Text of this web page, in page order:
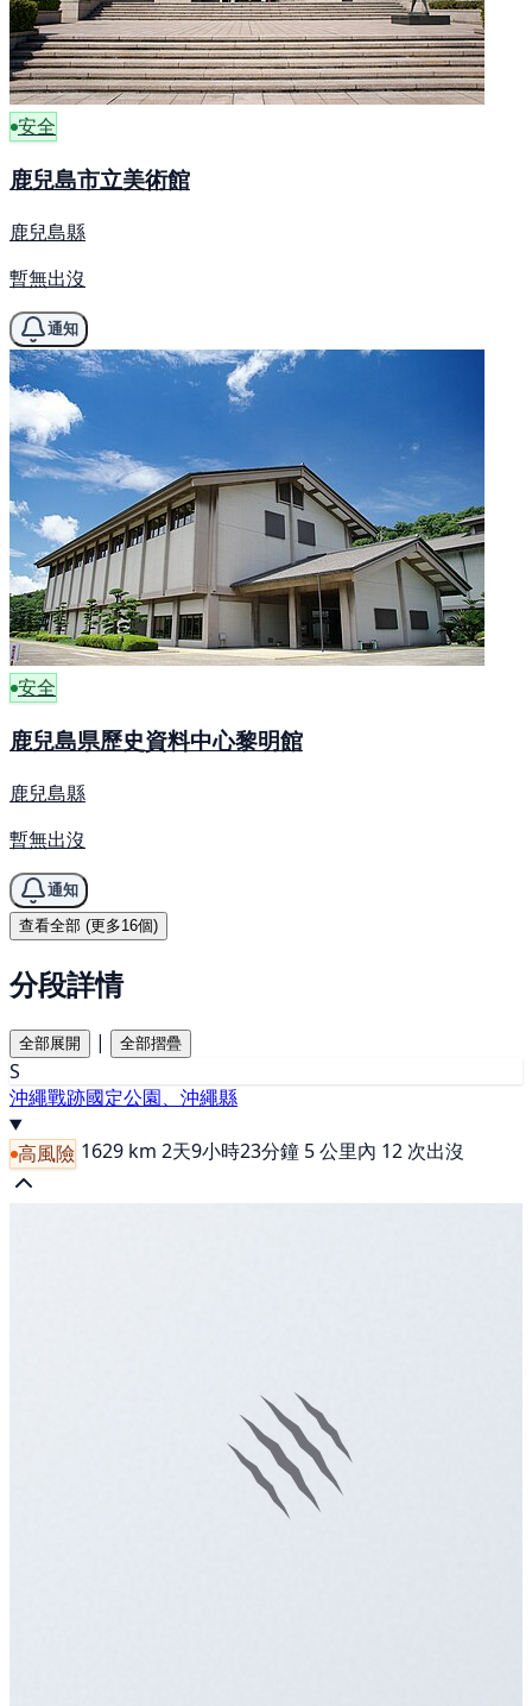
安全
鹿兒島市立美術館
鹿兒島縣
暫無出沒
通知
安全
鹿兒島県歷史資料中心黎明館
鹿兒島縣
暫無出沒
通知
查看全部 (更多16個)
分段詳情
全部展開 | 全部摺疊
S
沖繩戰跡國定公園、沖繩縣
高風險 1629 km 2天9小時23分鐘 5 公里內 12 次出沒